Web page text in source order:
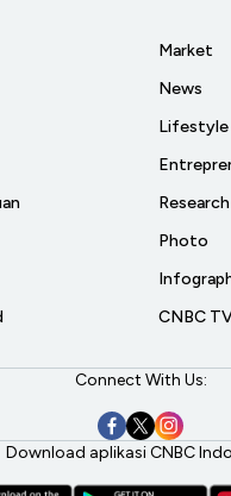
Market
News
Lifestyle
Research
Photo
CNBC
Connect With Us:
Download aplikasi CNBC